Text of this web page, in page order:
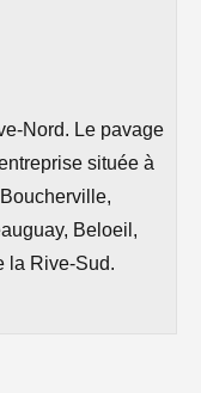
Nord. Le pavage
située à
Beloeil,
la Rive-Sud.